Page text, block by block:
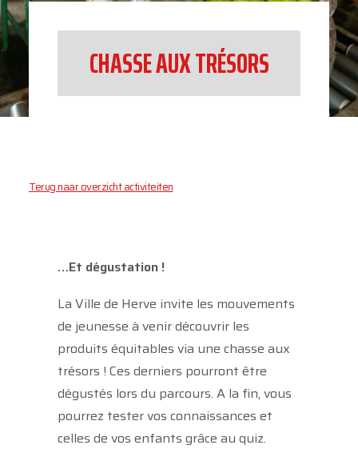
CHASSE AUX TRÉSORS
Terug naar overzicht activiteiten
…Et dégustation !
La Ville de Herve invite les mouvements
de jeunesse à venir découvrir les
produits équitables via une chasse aux
trésors ! Ces derniers pourront être
dégustés lors du parcours. A la fin, vous
pourrez tester vos connaissances et
celles de vos enfants grâce au quiz.